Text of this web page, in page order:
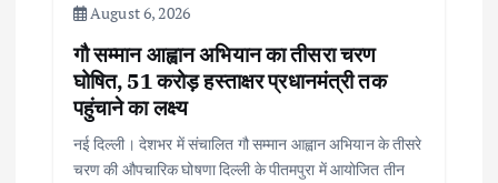
August 6, 2026
गौ सम्मान आह्वान अभियान का तीसरा चरण
घोषित, 51 करोड़ हस्ताक्षर प्रधानमंत्री तक
पहुंचाने का लक्ष्य
नई दिल्ली। देशभर में संचालित गौ सम्मान आह्वान अभियान के तीसरे
चरण की औपचारिक घोषणा दिल्ली के पीतमपुरा में आयोजित तीन